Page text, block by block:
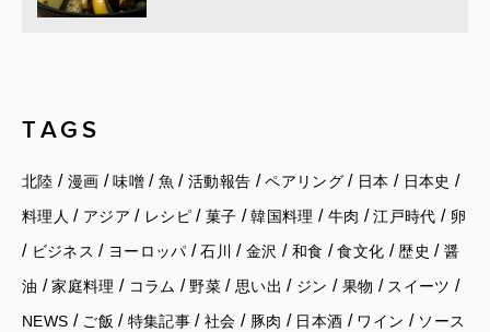
TAGS
北陸 / 漫画 /味噌/ 魚 /活動報告 /ペアリング/ 日本 / 日本史 /
料理人 / アジア / レシピ/ 菓子 /韓国料理 / 牛肉 /江戸時代 / 卵
/ ビジネス / ヨーロッパ /石川 /金沢 / 和食 /食文化 / 歴史 / 醤
油 /家庭料理 / コラム / 野菜 / 思い出 / ジン / 果物 / スイーツ /
NEWS / ご飯 / 特集記事 /社会 / 豚肉 / 日本酒 / ワイン / ソース